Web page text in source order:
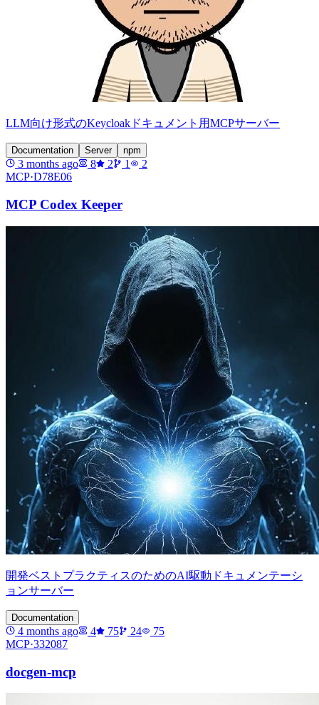
LLM向け形式のKeycloakドキュメント用MCPサーバー
Documentation Server npm
3 months ago 8 2 1
2
MCP·D78E06
MCP Codex Keeper
開発ベストプラクティスのためのAI駆動ドキュメンテーシ
ョンサーバー
Documentation
4 months ago 4 75 24
75
MCP·332087
docgen-mcp